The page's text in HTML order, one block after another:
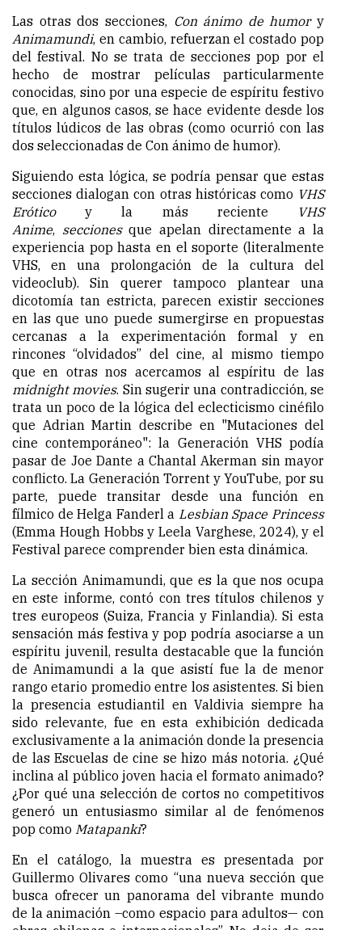
Las otras dos secciones, Con ánimo de humory
Animamundi, en cambio, refuerzan el costado pop
del festival. No se trata de secciones pop por el
hecho de mostrar películas particularmente
conocidas, sino por una especie de espíritu festivo
que, en algunos casos, se hace evidente desde los
títulos lúdicos de las obras (como ocurrió con las
dos seleccionadas de Con ánimo de humor).
Siguiendo esta lógica, se podría pensar que estas
secciones dialogan con otras históricas como VHS
Eróticoy la más reciente
VHS
Anime, seccionesque apelan directamente a la
experiencia pop hasta en el soporte (literalmente
VHS, en una prolongación de la cultura del
videoclub). Sin querer tampoco plantear una
dicotomía tan estricta, parecen existir secciones
en las que uno puede sumergirse en propuestas
cercanas a la experimentación formal y en
rincones “olvidados” del cine, al mismo tiempo
que en otras nos acercamos al espíritu de las
midnight movies. Sin sugerir una contradicción, se
trata un poco de la lógica del eclecticismo cinéfilo
que Adrian Martin describe en "Mutaciones del
cine contemporáneo": la Generación VHS podía
pasar de Joe Dante a Chantal Akerman sin mayor
conflicto. La Generación Torrent y YouTube, por su
parte, puede transitar desde una función en
fílmico de Helga Fanderl a Lesbian Space Princess
(Emma Hough Hobbs y Leela Varghese, 2024), y el
Festival parece comprender bien esta dinámica.
La sección Animamundi, que es la que nos ocupa
en este informe, contó con tres títulos chilenos y
tres europeos (Suiza, Francia y Finlandia). Si esta
sensación más festiva y pop podría asociarse a un
espíritu juvenil, resulta destacable que la función
de Animamundi a la que asistí fue la de menor
rango etario promedio entre los asistentes. Si bien
la presencia estudiantil en Valdivia siempre ha
sido relevante, fue en esta exhibición dedicada
exclusivamente a la animación donde la presencia
de las Escuelas de cine se hizo más notoria. ¿Qué
inclina al público joven hacia el formato animado?
¿Por qué una selección de cortos no competitivos
generó un entusiasmo similar al de fenómenos
pop como Matapanki?
En el catálogo, la muestra es presentada por
Guillermo Olivares como “una nueva sección que
busca ofrecer un panorama del vibrante mundo
de la animación –como espacio para adultos— con